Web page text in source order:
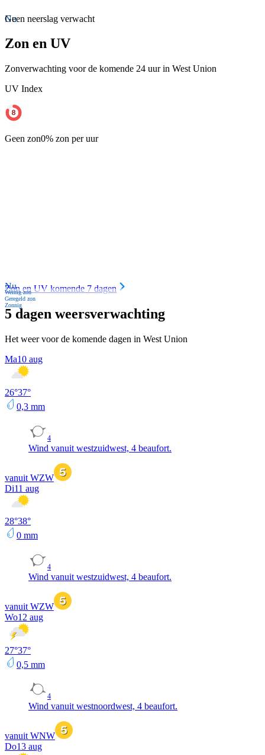
Nu
Geen neerslag verwacht
Zon en UV
Zonverwachting voor de komende 24 uur in West Union
UV Index
Geen zon0% zon per uur
Nu
Weinig zon
Geregeld zon
Zonnig
Zon en UV komende 7 dagen
5 dagen weersverwachting
Het weer voor de komende dagen in West Union
Ma10 aug
26°37°
0,3 mm
4
Wind vanuit westzuidwest, 4 beaufort.
vanuit WZW
Di11 aug
28°38°
0 mm
4
Wind vanuit westzuidwest, 4 beaufort.
vanuit WZW
Wo12 aug
27°37°
0,5 mm
4
Wind vanuit westnoordwest, 4 beaufort.
vanuit WNW
Do13 aug